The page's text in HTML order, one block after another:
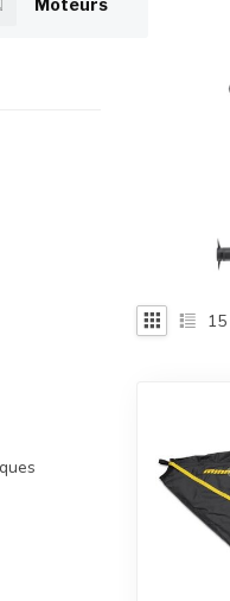
tactiles
peuvent
Moteurs
15